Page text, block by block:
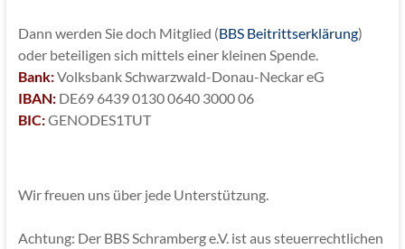
Dann werden Sie doch Mitglied (BBS Beitrittserklärung)
oder beteiligen sich mittels einer kleinen Spende.
Bank:Volksbank Schwarzwald-Donau-Neckar eG
IBAN: DE69 6439 0130 0640 3000 06
BIC:GENODES1TUT
Wir freuen uns über jede Unterstützung.
Achtung: Der BBS Schramberg e.V. ist aus steuerrechtlichen